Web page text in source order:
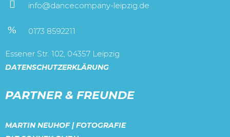
info@dancecompany-leipzig.de
0173 8592211
Essener Str. 102, 04357 Leipzig
DATENSCHUTZERKLÄRUNG
PARTNER & FREUNDE
MARTIN NEUHOF | FOTOGRAFIE